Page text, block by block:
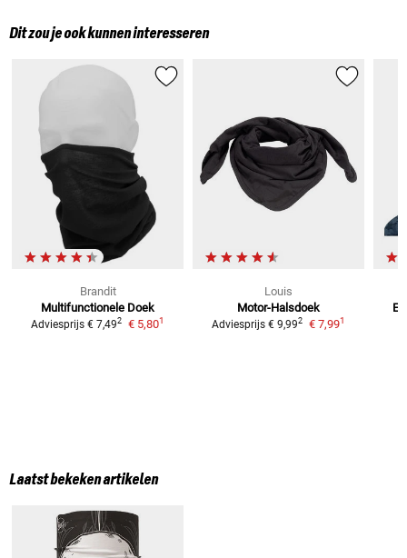
Dit zou je ook kunnen interesseren
Brandit
Multifunctionele Doek
Adviesprijs € 7,492 € 5,801
Louis
Motor-Halsdoek
Adviesprijs € 9,992 € 7,991
E-
Laatst bekeken artikelen